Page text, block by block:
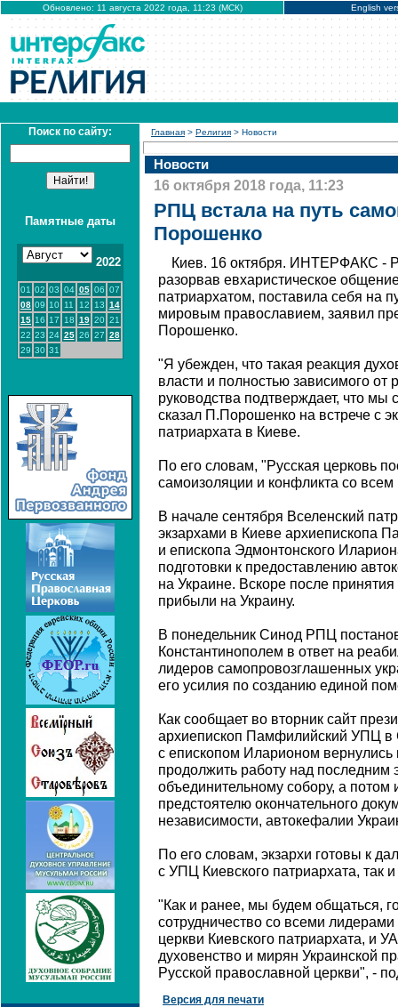
Обновлено: 11 августа 2022 года, 11:23 (МСК) English
Поиск по сайту:
Памятные даты
2022
01 02 03 04 05 06 07
08 09 10 11 12 13 14
15 16 17 18 19 20 21
22 23 24 25 26 27 28
29 30 31
Главная > Религия > Новости
Новости
16 октября 2018 года, 11:23
РПЦ встала на путь
Порошенко
Киев. 16 октября. ИНТЕРФАКС -
разорвав евхаристическое
патриархатом, поставила себя на
мировым православием, заявил
Порошенко.
"Я убежден, что такая реакция
власти и полностью зависимого от
руководства подтверждает, что
сказал П.Порошенко на встрече с
патриархата в Киеве.
По его словам, "Русская церковь
самоизоляции и конфликта со
В начале сентября Вселенский
экзархами в Киеве архиепископа
и епископа Эдмонтонского
подготовки к предоставлению
на Украине. Вскоре после
прибыли на Украину.
В понедельник Синод РПЦ
Константинополем в ответ на
лидеров самопровозглашенных
его усилия по созданию единой
Как сообщает во вторник сайт
архиепископ Памфилийский УПЦ
с епископом Иларионом вернулись
продолжить работу над последним
объединительному собору, а потом
предстоятелю окончательного
независимости, автокефалии
По его словам, экзархи готовы к
с УПЦ Киевского патриархата, так
"Как и ранее, мы будем общаться,
сотрудничество со всеми
церкви Киевского патриархата, и
духовенство и мирян Украинской
Русской православной церкви", -
Версия для печати